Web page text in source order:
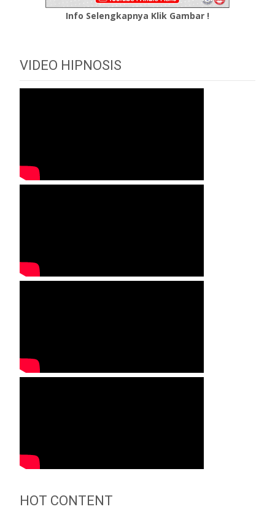
Info Selengkapnya Klik Gambar !
VIDEO HIPNOSIS
HOT CONTENT